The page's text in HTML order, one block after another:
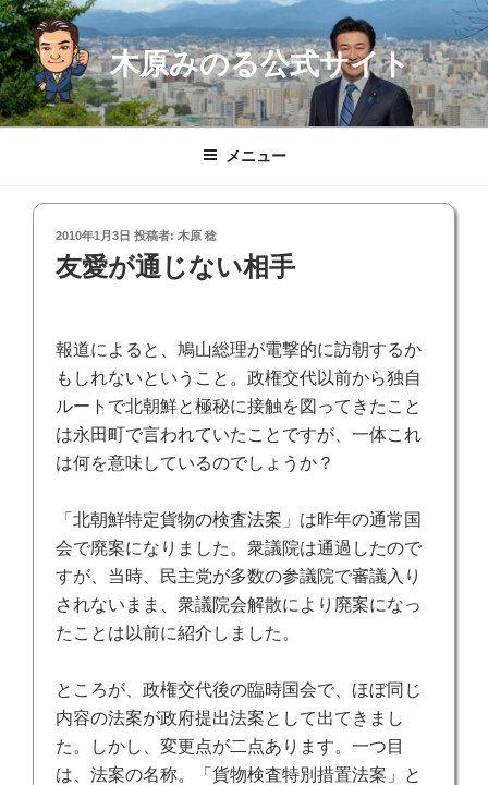
コ
ン
テ
ン
ツ
木原みのる公式サイト
メニュー
投
稿
日:
2010年1月3日 投稿者: 木原 稔
友愛が通じない相手
報道によると、鳩山総理が電撃的に訪朝するか
もしれないということ。政権交代以前から独自
ルートで北朝鮮と極秘に接触を図ってきたこと
は永田町で言われていたことですが、一体これ
は何を意味しているのでしょうか？
「北朝鮮特定貨物の検査法案」は昨年の通常国
会で廃案になりました。衆議院は通過したので
すが、当時、民主党が多数の参議院で審議入り
されないまま、衆議院会解散により廃案になっ
たことは以前に紹介しました。
ところが、政権交代後の臨時国会で、ほぼ同じ
内容の法案が政府提出法案として出てきまし
た。しかし、変更点が二点あります。一つ目
は、法案の名称。「貨物検査特別措置法案」と